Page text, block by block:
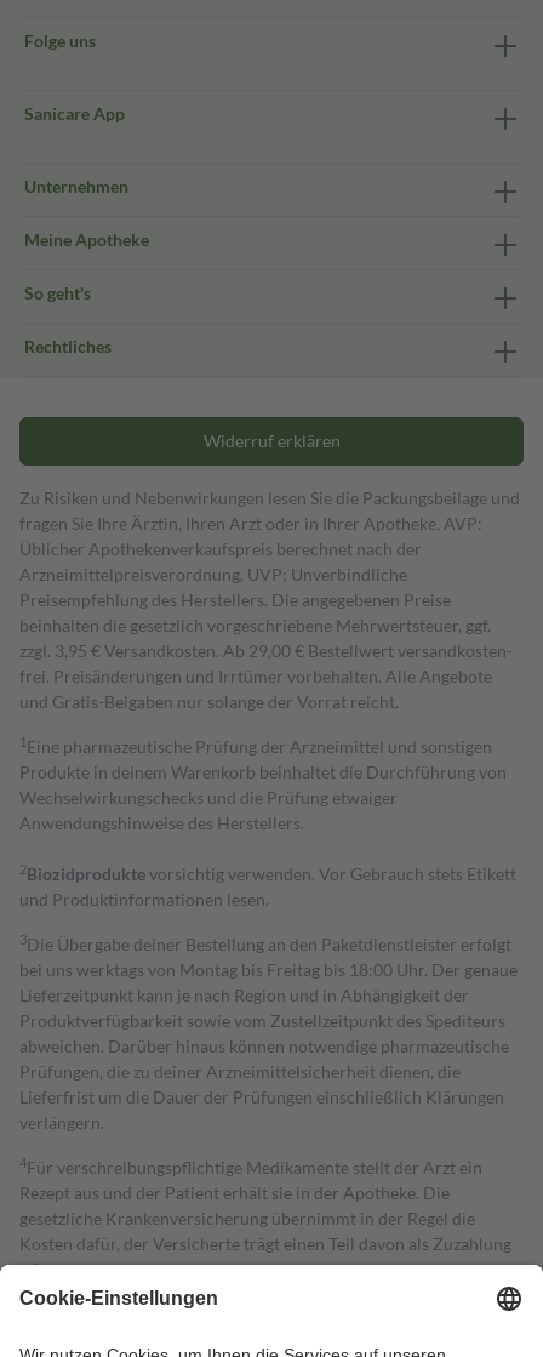
Folge uns
Sanicare App
Unternehmen
Meine Apotheke
So geht's
Rechtliches
Widerruf erklären
Zu Risiken und Nebenwirkungen lesen Sie die Packungsbeilage und
fragen Sie Ihre Ärztin, Ihren Arzt oder in Ihrer Apotheke. AVP:
Üblicher Apothekenverkaufspreis berechnet nach der
Arzneimittelpreisverordnung. UVP: Unverbindliche
Preisempfehlung des Herstellers. Die angegebenen Preise
beinhalten die gesetzlich vorgeschriebene Mehrwertsteuer, ggf.
zzgl. 3,95 € Versandkosten. Ab 29,00 € Bestell­wert versand­kosten­
frei. Preisänderungen und Irrtümer vorbehalten. Alle Angebote
und Gratis-Beigaben nur solange der Vorrat reicht.
1 Eine pharmazeutische Prüfung der Arzneimittel und sonstigen
Produkte in deinem Warenkorb beinhaltet die Durchführung von
Wechselwirkungschecks und die Prüfung etwaiger
Anwendungshinweise des Herstellers.
2Biozidproduktevorsichtig verwenden. Vor Gebrauch stets Etikett
und Produktinformationen lesen.
3Die Übergabe deiner Bestellung an den Paketdienstleister erfolgt
bei uns werktags von Montag bis Freitag bis 18:00 Uhr. Der genaue
Lieferzeitpunkt kann je nach Region und in Abhängigkeit der
Produktverfügbarkeit sowie vom Zustellzeitpunkt des Spediteurs
abweichen. Darüber hinaus können notwendige pharmazeutische
Prüfungen, die zu deiner Arzneimittelsicherheit dienen, die
Lieferfrist um die Dauer der Prüfungen einschließlich Klärungen
verlängern.
4Für verschreibungspflichtige Medikamente stellt der Arzt ein
Rezept aus und der Patient erhält sie in der Apotheke. Die
gesetzliche Krankenversicherung übernimmt in der Regel die
Kosten dafür, der Versicherte trägt einen Teil davon als Zuzahlung
mit.
Grundsätzlich leisten Mitglieder Zuzahlungen in Höhe von zehn
höchstens zehn Euro.
Es sind jedoch nie mehr als die tatsächlichen